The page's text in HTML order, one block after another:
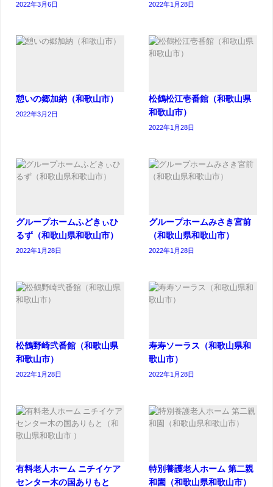
2022年3月6日 2022年1月28日
憩いの郷加納（和歌山市）
2022年3月2日
松鶴松江壱番館（和歌山県
和歌山市）
2022年1月28日
グループホームふどきぃひ
るず（和歌山県和歌山市）
2022年1月28日
グループホームみさき宮前
（和歌山県和歌山市）
2022年1月28日
松鶴野崎弐番館（和歌山県
和歌山市）
2022年1月28日
寿寿ソーラス（和歌山県和
歌山市）
2022年1月28日
有料老人ホーム ニチイケア
センター木の国ありもと
特別養護老人ホーム 第二親
和園（和歌山県和歌山市）